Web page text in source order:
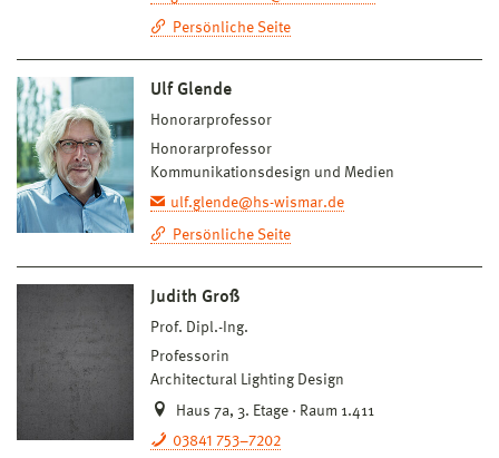
Persönliche Seite
Ulf Glende
Honorarprofessor
Honorarprofessor
Kommunikationsdesign und Medien
ulf.glende@hs-wismar.de
Persönliche Seite
Judith Groß
Prof. Dipl.-Ing.
Professorin
Architectural Lighting Design
Haus 7a, 3. Etage · Raum 1.411
03841 753–7202